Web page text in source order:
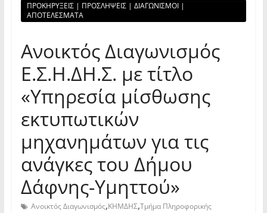
ΠΡΟΚΗΡΥΞΕΙΣ | ΠΡΟΣΛΗΨΕΙΣ | ΔΙΑΓΩΝΙΣΜΟΙ |
ΑΠΟΤΕΛΕΣΜΑΤΑ
Ανοικτός Διαγωνισμός
Ε.Σ.Η.ΔΗ.Σ. με τίτλο
«Υπηρεσία μίσθωσης
εκτυπωτικών
μηχανημάτων για τις
ανάγκες του Δήμου
Δάφνης-Υμηττού»
Ανοικτός Διαγωνισμός,ΚΗΜΔΗΣ,Τμήμα Πληροφορικής